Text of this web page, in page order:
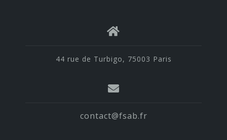
44 rue de Turbigo, 75003 Paris
contact@fsab.fr